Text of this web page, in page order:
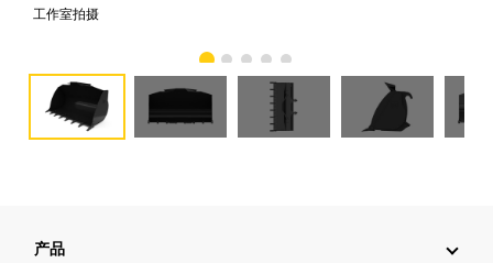
工作室拍摄
产品